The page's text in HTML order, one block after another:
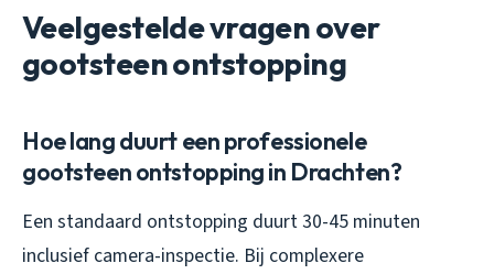
Veelgestelde vragen over
gootsteen ontstopping
Hoe lang duurt een professionele
gootsteen ontstopping in Drachten?
Een standaard ontstopping duurt 30-45 minuten
inclusief camera-inspectie. Bij complexere